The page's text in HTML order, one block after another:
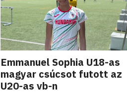
Emmanuel Sophia U18-as
magyar csúcsot futott az
U20-as vb-n